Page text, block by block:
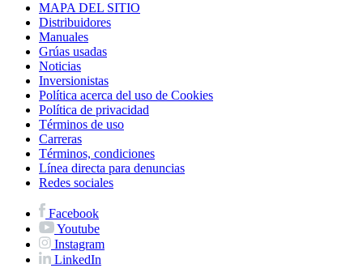
MAPA DEL SITIO
Distribuidores
Manuales
Grúas usadas
Noticias
Inversionistas
Política acerca del uso de Cookies
Política de privacidad
Términos de uso
Carreras
Términos, condiciones
Línea directa para denuncias
Redes sociales
Facebook
Youtube
Instagram
LinkedIn